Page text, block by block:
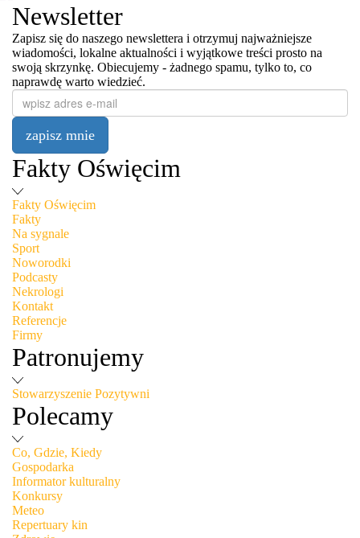
Newsletter
Zapisz się do naszego newslettera i otrzymuj najważniejsze
wiadomości, lokalne aktualności i wyjątkowe treści prosto na
swoją skrzynkę. Obiecujemy - żadnego spamu, tylko to, co
naprawdę warto wiedzieć.
zapisz mnie
Fakty Oświęcim
Rozwiń
Zwiń
Fakty Oświęcim
Fakty
Na sygnale
Sport
Noworodki
Podcasty
Nekrologi
Kontakt
Referencje
Firmy
Patronujemy
Rozwiń
Zwiń
Stowarzyszenie Pozytywni
Polecamy
Rozwiń
Zwiń
Co, Gdzie, Kiedy
Gospodarka
Informator kulturalny
Konkursy
Meteo
Repertuary kin